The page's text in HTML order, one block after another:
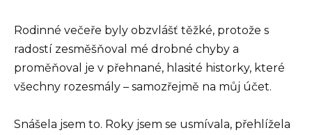
Rodinné večeře byly obzvlášť těžké, protože s
radostí zesměšňoval mé drobné chyby a
proměňoval je v přehnané, hlasité historky, které
všechny rozesmály – samozřejmě na můj účet.
Snášela jsem to. Roky jsem se usmívala, přehlížela